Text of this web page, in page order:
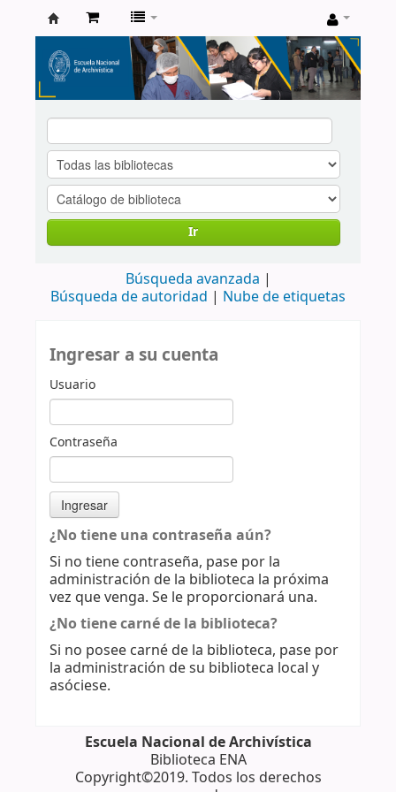
Catálogo
de
Biblioteca
ENA
Ir
Búsqueda avanzada
Búsqueda de autoridad
Nube de etiquetas
Ingresar a su cuenta
Usuario
Contraseña
¿No tiene una contraseña aún?
Si no tiene contraseña, pase por la
administración de la biblioteca la próxima
vez que venga. Se le proporcionará una.
¿No tiene carné de la biblioteca?
Si no posee carné de la biblioteca, pase por
la administración de su biblioteca local y
asóciese.
Escuela Nacional de Archivística
Biblioteca ENA
Copyright©2019. Todos los derechos